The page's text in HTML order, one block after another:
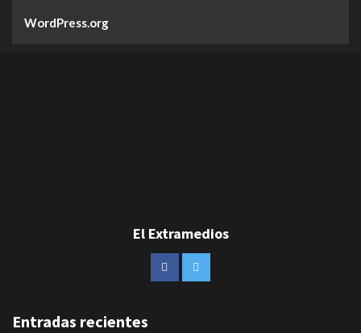
WordPress.org
El Extramedios
Entradas recientes